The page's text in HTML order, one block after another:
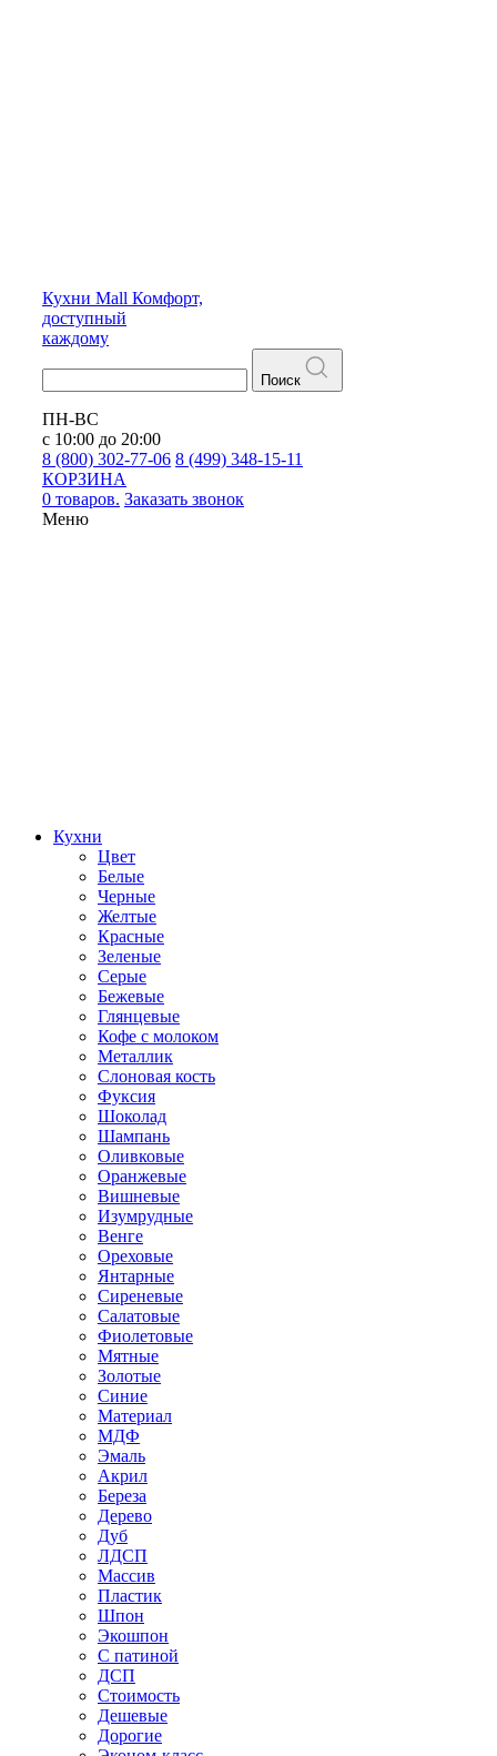
Кухни Mall Комфорт,
доступный
каждому
Поиск
ПН-ВС
с 10:00 до 20:00
8 (800) 302-77-06 8 (499) 348-15-11
КОРЗИНА
0 товаров. Заказать звонок
Меню
Кухни
Цвет
Белые
Черные
Желтые
Красные
Зеленые
Серые
Бежевые
Глянцевые
Кофе с молоком
Металлик
Слоновая кость
Фуксия
Шоколад
Шампань
Оливковые
Оранжевые
Вишневые
Изумрудные
Венге
Ореховые
Янтарные
Сиреневые
Салатовые
Фиолетовые
Мятные
Золотые
Синие
Материал
МДФ
Эмаль
Акрил
Береза
Дерево
Дуб
ЛДСП
Массив
Пластик
Шпон
Экошпон
С патиной
ДСП
Стоимость
Дешевые
Дорогие